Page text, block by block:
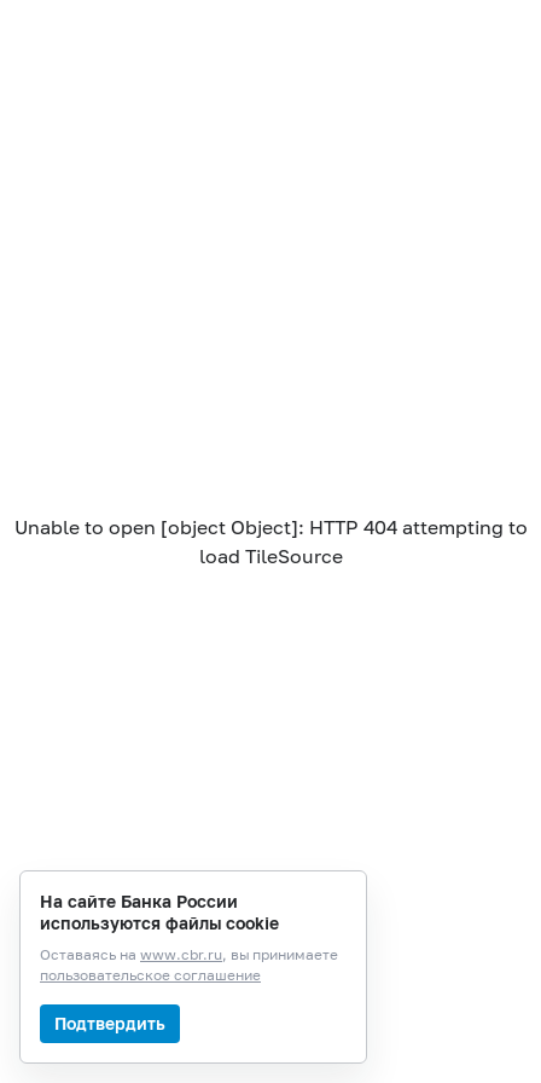
Unable to open [object Object]: HTTP 404 attempting to
load TileSource
На сайте Банка России
используются файлы cookie
Оставаясь на www.cbr.ru, вы принимаете
пользовательское соглашение
Подтвердить